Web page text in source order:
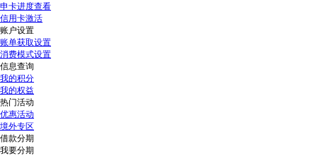
申卡进度查看
信用卡激活
账户设置
账单获取设置
消费模式设置
信息查询
我的积分
我的权益
热门活动
优惠活动
境外专区
借款分期
我要分期